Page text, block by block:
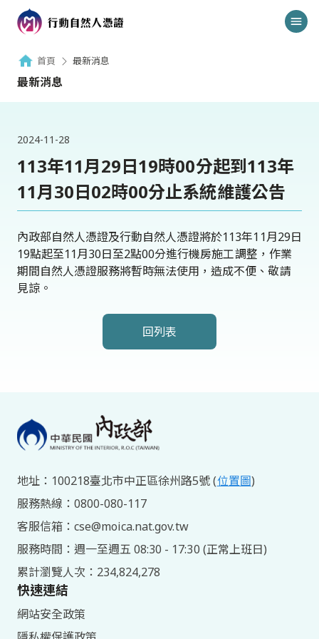
首頁 最新消息
最新消息
2024-11-28
113年11月29日19時00分起到113年
11月30日02時00分止系統維護公告
內政部自然人憑證及行動自然人憑證將於113年11月29日
19點起至11月30日至2點00分進行機房施工調整，作業
期間自然人憑證服務將暫時無法使用，造成不便、敬請
見諒。
回列表
頁
尾
站
訊
地址：100218臺北市中正區徐州路5號 (位置圖)
服務熱線：0800-080-117
客服信箱：cse@moica.nat.gov.tw
服務時間：週一至週五 08:30 - 17:30 (正常上班日)
累計瀏覽人次：234,824,278
快速連結
網站安全政策